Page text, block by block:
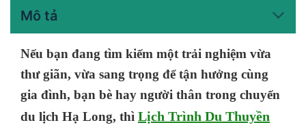
Mô tả
Nếu bạn đang tìm kiếm một trải nghiệm vừa
thư giãn, vừa sang trọng để tận hưởng cùng
gia đình, bạn bè hay người thân trong chuyến
du lịch Hạ Long, thì Lịch Trình Du Thuyền